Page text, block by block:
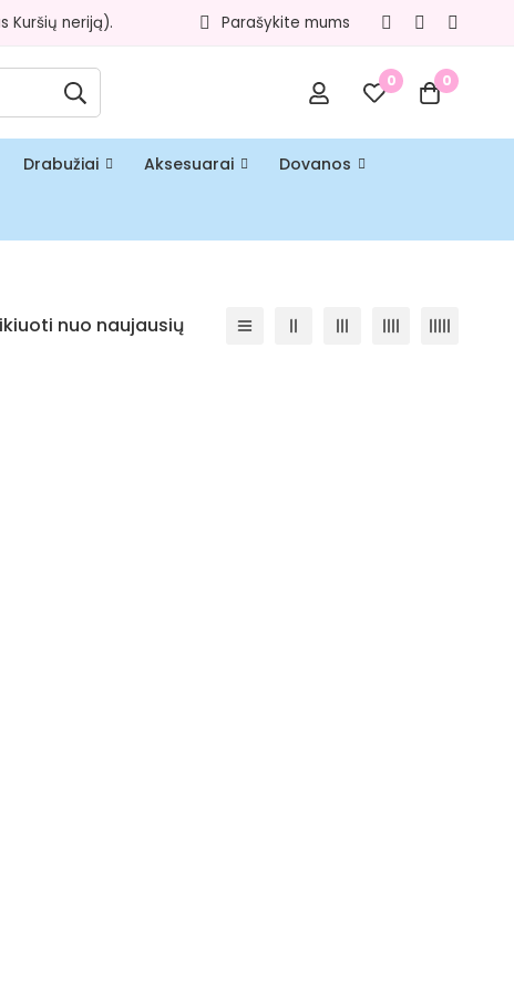
Kuršių neriją). Parašykite mums
0 0
Drabužiai Aksesuarai Dovanos
nuo naujausių